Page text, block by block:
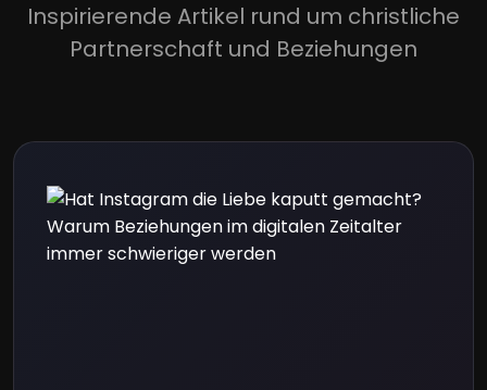
Inspirierende Artikel rund um christliche
Partnerschaft und Beziehungen